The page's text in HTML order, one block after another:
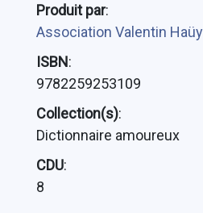
Produit par:
Association Valentin Haüy
ISBN:
9782259253109
Collection(s):
Dictionnaire amoureux
CDU:
8